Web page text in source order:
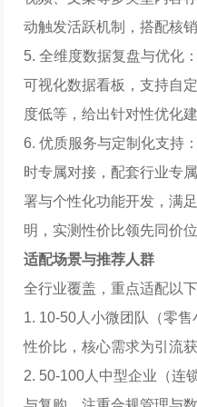
动触发活跃机制，搭配核
5. 全维度数据复盘与优化
可视化数据看板，支持自
度低等，给出针对性优化
6. 优质服务与定制化支持
时专属对接，配套行业专
署与个性化功能开发，满
明，实测性价比领先同价位
适配场景与推荐人群
全行业覆盖，重点适配以下
1. 10-50人小微团队（零
性价比，核心需求为引流
2. 50-100人中型企业（连